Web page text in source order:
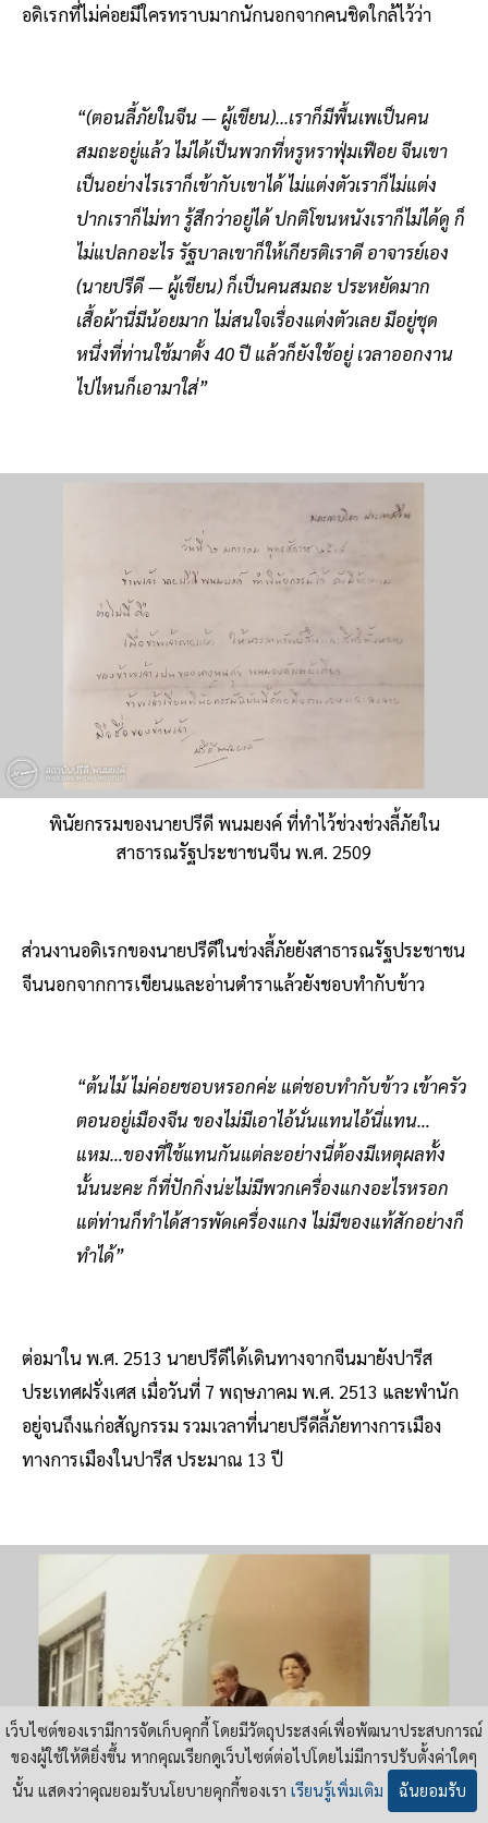
อดิเรกที่ไม่ค่อยมีใครทราบมากนักนอกจากคนชิดใกล้ไว้ว่า
“(ตอนลี้ภัยในจีน — ผู้เขียน)...เราก็มีพื้นเพเป็นคน
สมถะอยู่แล้ว ไม่ได้เป็นพวกที่หรูหราฟุ่มเฟือย จีนเขา
เป็นอย่างไรเราก็เข้ากับเขาได้ ไม่แต่งตัวเราก็ไม่แต่ง
ปากเราก็ไม่ทา รู้สึกว่าอยู่ได้ ปกติโขนหนังเราก็ไม่ได้ดู ก็
ไม่แปลกอะไร รัฐบาลเขาก็ให้เกียรติเราดี อาจารย์เอง
(นายปรีดี — ผู้เขียน) ก็เป็นคนสมถะ ประหยัดมาก
เสื้อผ้านี่มีน้อยมาก ไม่สนใจเรื่องแต่งตัวเลย มีอยู่ชุด
หนึ่งที่ท่านใช้มาตั้ง 40 ปี แล้วก็ยังใช้อยู่ เวลาออกงาน
ไปไหนก็เอามาใส่”
พินัยกรรมของนายปรีดี พนมยงค์ ที่ทำไว้ช่วงช่วงลี้ภัยใน
สาธารณรัฐประชาชนจีน พ.ศ. 2509
ส่วนงานอดิเรกของนายปรีดีในช่วงลี้ภัยยังสาธารณรัฐประชาชน
จีนนอกจากการเขียนและอ่านตำราแล้วยังชอบทำกับข้าว
“ต้นไม้ ไม่ค่อยชอบหรอกค่ะ แต่ชอบทำกับข้าว เข้าครัว
ตอนอยู่เมืองจีน ของไม่มีเอาไอ้นั่นแทนไอ้นี่แทน…
แหม…ของที่ใช้แทนกันแต่ละอย่างนี่ต้องมีเหตุผลทั้ง
นั้นนะคะ ก็ที่ปักกิ่งน่ะไม่มีพวกเครื่องแกงอะไรหรอก
แต่ท่านก็ทำได้สารพัดเครื่องแกง ไม่มีของแท้สักอย่างก็
ทำได้”
ต่อมาใน พ.ศ. 2513 นายปรีดีได้เดินทางจากจีนมายังปารีส
ประเทศฝรั่งเศส เมื่อวันที่ 7 พฤษภาคม พ.ศ. 2513 และพำนัก
อยู่จนถึงแก่อสัญกรรม รวมเวลาที่นายปรีดีลี้ภัยทางการเมือง
ทางการเมืองในปารีส ประมาณ 13 ปี
เว็บไซต์ของเรามีการจัดเก็บคุกกี้ โดยมีวัตถุประสงค์เพื่อพัฒนาประสบการณ์
ของผู้ใช้ให้ดียิ่งขึ้น หากคุณเรียกดูเว็บไซต์ต่อไปโดยไม่มีการปรับตั้งค่าใดๆ
นั้น แสดงว่าคุณยอมรับนโยบายคุกกี้ของเรา เรียนรู้เพิ่มเติม ฉันยอมรับ